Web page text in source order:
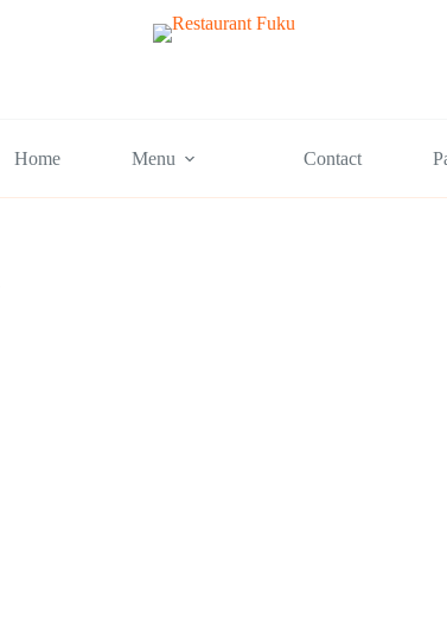
Home Menu Contact